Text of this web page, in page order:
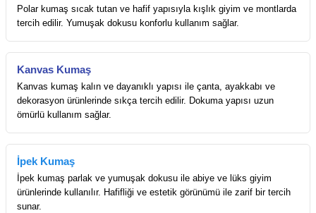
Polar kumaş sıcak tutan ve hafif yapısıyla kışlık giyim ve montlarda
tercih edilir. Yumuşak dokusu konforlu kullanım sağlar.
Kanvas Kumaş
Kanvas kumaş kalın ve dayanıklı yapısı ile çanta, ayakkabı ve
dekorasyon ürünlerinde sıkça tercih edilir. Dokuma yapısı uzun
ömürlü kullanım sağlar.
İpek Kumaş
İpek kumaş parlak ve yumuşak dokusu ile abiye ve lüks giyim
ürünlerinde kullanılır. Hafifliği ve estetik görünümü ile zarif bir tercih
sunar.